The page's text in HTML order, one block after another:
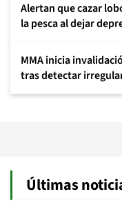
Alertan que cazar
la pesca al dejar
MMA inicia
tras detectar
Últimas